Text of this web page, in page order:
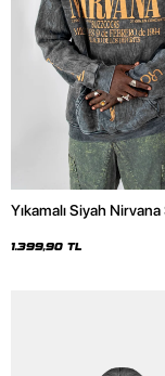
Yıkamalı Siyah Nirvana
1.399,90 TL